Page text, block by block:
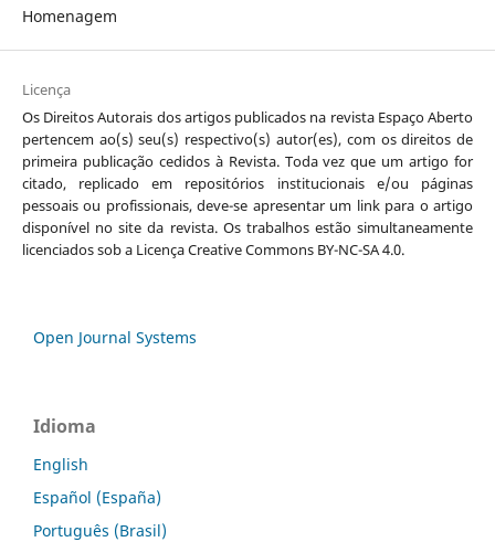
Homenagem
Licença
Os Direitos Autorais dos artigos publicados na revista Espaço Aberto
pertencem ao(s) seu(s) respectivo(s) autor(es), com os direitos de
primeira publicação cedidos à Revista. Toda vez que um artigo for
citado, replicado em repositórios institucionais e/ou páginas
pessoais ou profissionais, deve-se apresentar um link para o artigo
disponível no site da revista. Os trabalhos estão simultaneamente
licenciados sob a Licença Creative Commons BY-NC-SA 4.0.
Open Journal Systems
Idioma
English
Español (España)
Português (Brasil)